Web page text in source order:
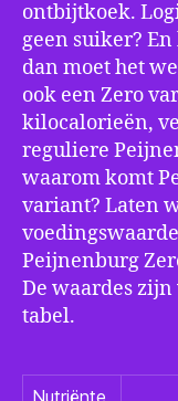
ontbijtkoek.
geen suiker?
dan moet het
ook een Zero
kilocalorieën,
reguliere
waarom komt
variant? Laten
Peijnenburg
De waardes
tabel.
Nutriënte